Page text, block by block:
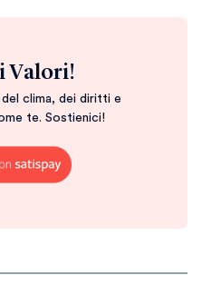
Valori!
clima, dei diritti e
te. Sostienici!